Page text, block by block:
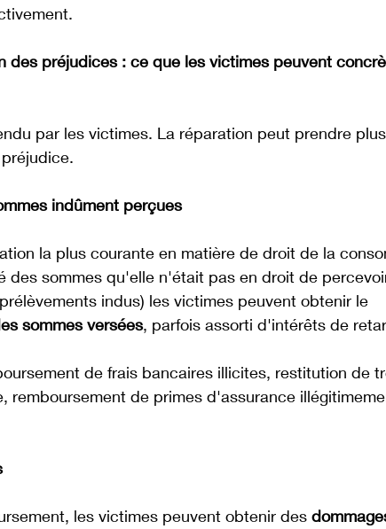
préjudices : ce que les victimes peuvent
par les victimes. La réparation peut prendre
indûment perçues
la plus courante en matière de droit de la
des sommes qu'elle n'était pas en droit de
indus) les victimes peuvent obtenir le
sommes versées, parfois assorti d'intérêts de
de frais bancaires illicites, restitution de
remboursement de primes d'assurance
les victimes peuvent obtenir des